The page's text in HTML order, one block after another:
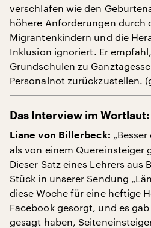
verschlafen wie den
höhere Anforderungen durch
Migrantenkindern und die
Inklusion ignoriert. Er
Grundschulen zu
Personalnot zurückzustellen.
Das Interview im Wortlaut:
Liane von Billerbeck:
als von einem Quereinsteiger
Dieser Satz eines Lehrers aus
Stück in unserer Sendung
diese Woche für eine heftige
Facebook gesorgt, und es
gesagt haben,